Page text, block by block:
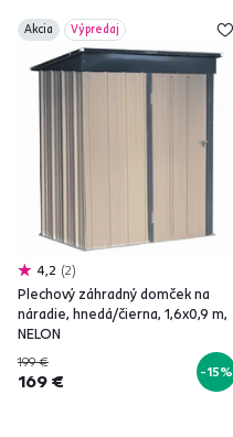
Akcia Výpredaj
4,2 2
Plechový záhradný domček na
náradie, hnedá/čierna, 1,6x0,9 m,
NELON
199 €
169 € -15%